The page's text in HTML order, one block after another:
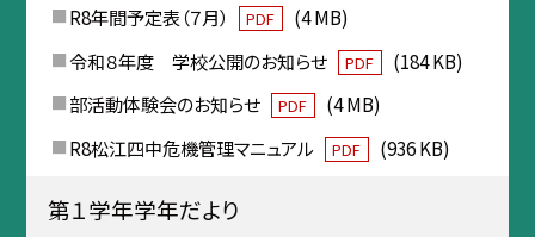
R8年間予定表（７月）
PDF
(4 MB)
令和８年度 学校公開のお知らせ
PDF
(184 KB)
部活動体験会のお知らせ
PDF
(4 MB)
R8松江四中危機管理マニュアル
PDF (936 KB)
第１学年学年だより